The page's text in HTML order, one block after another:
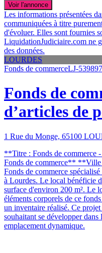
Voir l'annonce
Les informations présentées
communiquées à titre
d'évoluer. Elles sont fournies
LiquidationJudiciaire.com ne
des données.
LOURDES
Fonds de commerceLJ-
Fonds de
d’articles de
1 Rue du Monge, 65100
**Titre : Fonds de commerce
Fonds de commerce**
Fonds de commerce
à Lourdes. Le local bénéficie
surface d'environ 200 m². Le
éléments corporels de ce
un inventaire réalisé. Ce
souhaitant se développer dans
emplacement dynamique.